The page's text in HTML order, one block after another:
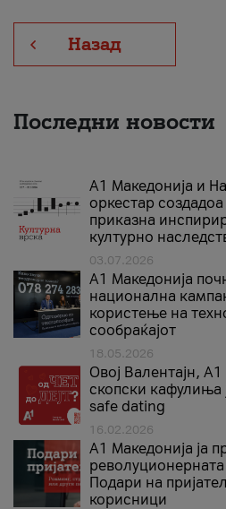
Назад
Последни новости
А1 Македонија и
оркестар
приказна
културно
03.07.2026
A1 Македонија
национална
користење на
сообраќајот
18.05.2026
Овој Валентајн,
скопски кафулиња
safe dating
16.02.2026
А1 Македонија ја
Подари на
корисници